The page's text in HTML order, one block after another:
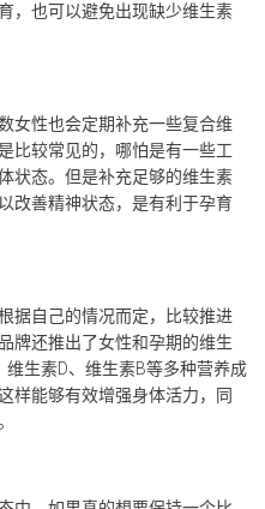
，也可以避免出现缺少维生素
女性也会定期补充一些复合维
比较常见的，哪怕是有一些工
状态。但是补充足够的维生素
改善精神状态，是有利于孕育
据自己的情况而定，比较推进
牌还推出了女性和孕期的维生
生素D、维生素B等多种营养成
样能够有效增强身体活力，同